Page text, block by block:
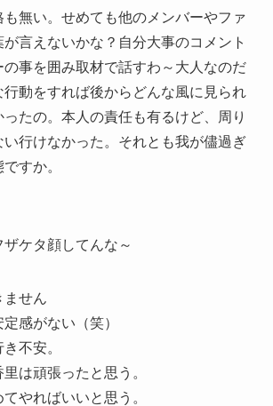
無い。せめても他のメンバーやファ
言えないかな？自分大事のコメント
事を囲み取材で話すわ～大人なのだ
動をすれば後からどんな風に見られ
たの。本人の責任も有るけど、周り
行けなかった。それとも我が儘過ぎ
すか。
ケタ顔してんな～
ません
感がない（笑）
不安。
は頑張ったと思う。
やればいいと思う。